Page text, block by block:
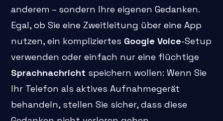
anderem – sondern Ihre eigenen Gedanken.
Egal, ob Sie eine Zweitleitung über eine App
nutzen, ein kompliziertes Google Voice-Setup
verwenden oder einfach nur eine flüchtige
Sprachnachricht speichern wollen: Wenn Sie
Ihr Telefon als aktives Aufnahmegerät
behandeln, stellen Sie sicher, dass diese